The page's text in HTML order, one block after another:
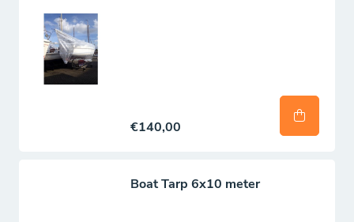
€140,00
Boat Tarp 6x10 meter